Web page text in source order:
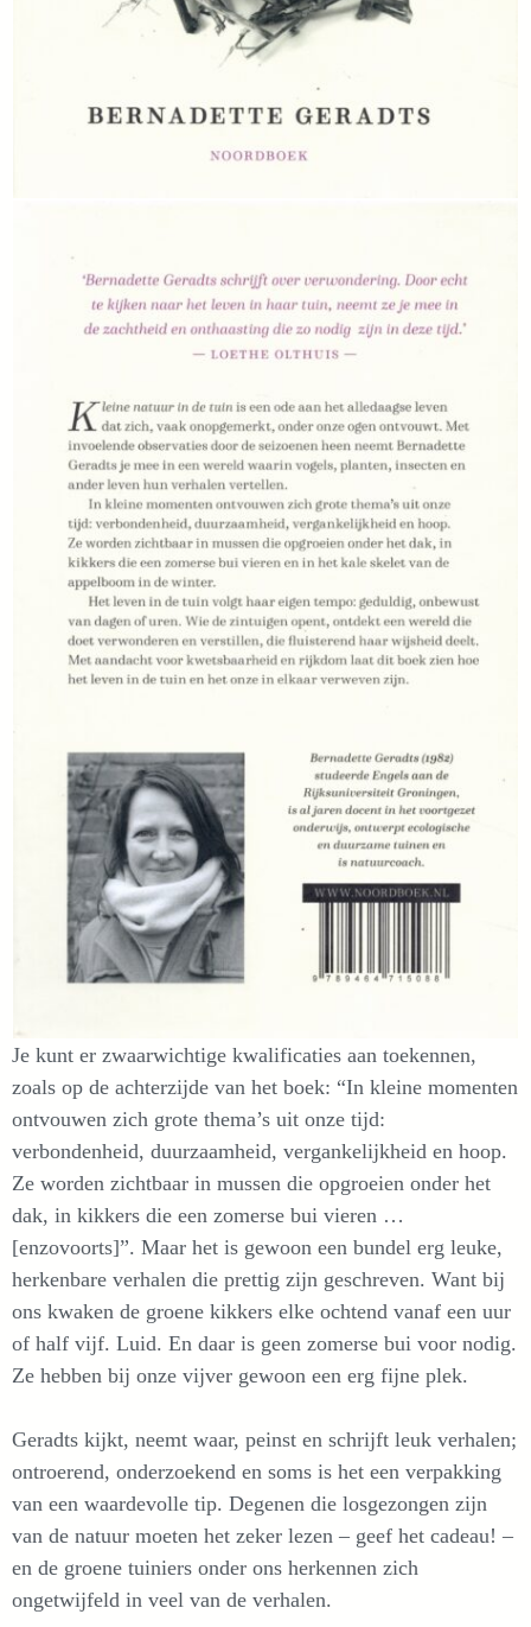
Je kunt er zwaarwichtige kwalificaties aan toekennen,
zoals op de achterzijde van het boek: “In kleine momenten
ontvouwen zich grote thema’s uit onze tijd:
verbondenheid, duurzaamheid, vergankelijkheid en hoop.
Ze worden zichtbaar in mussen die opgroeien onder het
dak, in kikkers die een zomerse bui vieren …
[enzovoorts]”. Maar het is gewoon een bundel erg leuke,
herkenbare verhalen die prettig zijn geschreven. Want bij
ons kwaken de groene kikkers elke ochtend vanaf een uur
of half vijf. Luid. En daar is geen zomerse bui voor nodig.
Ze hebben bij onze vijver gewoon een erg fijne plek.
Geradts kijkt, neemt waar, peinst en schrijft leuk verhalen;
ontroerend, onderzoekend en soms is het een verpakking
van een waardevolle tip. Degenen die losgezongen zijn
van de natuur moeten het zeker lezen – geef het cadeau! –
en de groene tuiniers onder ons herkennen zich
ongetwijfeld in veel van de verhalen.